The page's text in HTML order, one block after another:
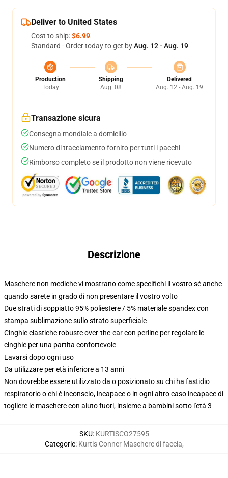
Deliver to United States
Cost to ship:$6.99
Standard - Order today to get byAug. 12 - Aug. 19
Production
Today
Shipping
Aug. 08
Delivered
Aug. 12 - Aug. 19
Transazione sicura
Consegna mondiale a domicilio
Numero di tracciamento fornito per tutti i pacchi
Rimborso completo se il prodotto non viene ricevuto
Descrizione
Maschere non mediche vi mostrano come specifichi il vostro sé anche
quando sarete in grado di non presentare il vostro volto
Due strati di soppiatto 95% poliestere / 5% materiale spandex con
stampa sublimazione sullo strato superficiale
Cinghie elastiche robuste over-the-ear con perline per regolare le
cinghie per una partita confortevole
Lavarsi dopo ogni uso
Da utilizzare per età inferiore a 13 anni
Non dovrebbe essere utilizzato da o posizionato su chi ha fastidio
respiratorio o chi è inconscio, incapace o in ogni altro caso incapace di
togliere le maschere con aiuto fuori, insieme a bambini sotto l'età 3
SKU: KURTISCO27595
Categorie: Kurtis Conner Maschere di faccia,